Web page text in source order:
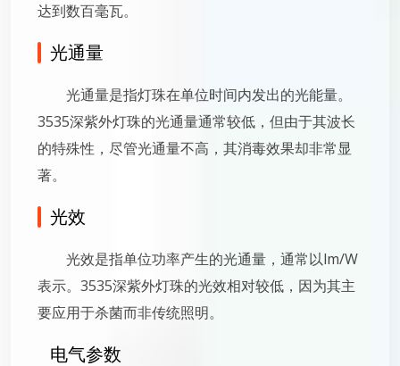
达到数百毫瓦。
光通量
光通量是指灯珠在单位时间内发出的光能量。
3535深紫外灯珠的光通量通常较低，但由于其波长
的特殊性，尽管光通量不高，其消毒效果却非常显
著。
光效
光效是指单位功率产生的光通量，通常以lm/W
表示。3535深紫外灯珠的光效相对较低，因为其主
要应用于杀菌而非传统照明。
电气参数